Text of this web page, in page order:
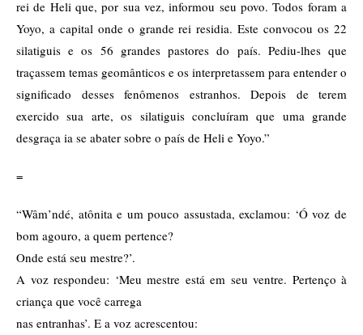
rei de Heli que, por sua vez, informou seu povo. Todos foram a
Yoyo, a capital onde o grande rei residia. Este convocou os 22
silatiguis e os 56 grandes pastores do país. Pediu-lhes que
traçassem temas geomânticos e os interpretassem para entender o
significado desses fenômenos estranhos. Depois de terem
exercido sua arte, os silatiguis concluíram que uma grande
desgraça ia se abater sobre o país de Heli e Yoyo.”
=
“Wâm’ndé, atônita e um pouco assustada, exclamou: ‘Ó voz de
bom agouro, a quem pertence?
Onde está seu mestre?’.
A voz respondeu: ‘Meu mestre está em seu ventre. Pertenço à
criança que você carrega
nas entranhas’. E a voz acrescentou: